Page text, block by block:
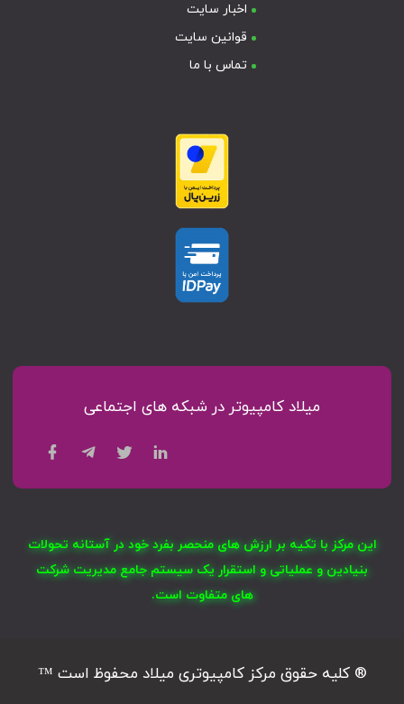
اخبار سایت
قوانین سایت
تماس با ما
میلاد کامپیوتر در شبکه های اجتماعی
این مرکز با تکیه بر ارزش های منحصر بفرد خود در آستانه تحولات
بنیادین و عملیاتی و استقرار یک سیستم جامع مدیریت شرکت
های متفاوت است.
® کلیه حقوق مرکز کامپیوتری میلاد محفوظ است ™